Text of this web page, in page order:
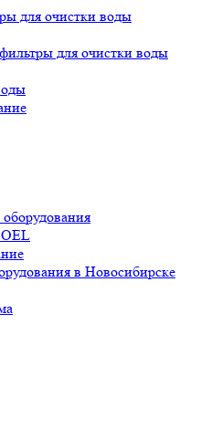
для очистки воды
для очистки воды
в Новосибирске